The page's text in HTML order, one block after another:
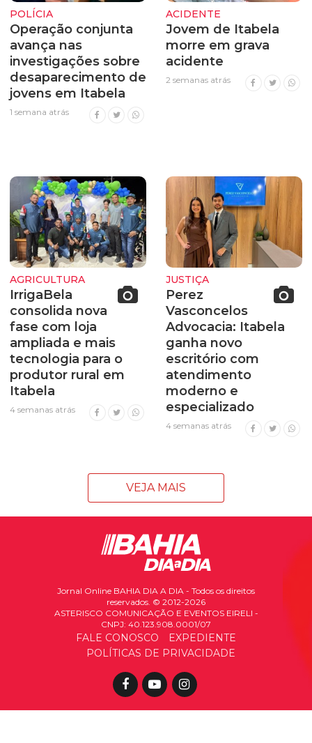
POLÍCIA
Operação conjunta
avança nas
investigações sobre
desaparecimento de
jovens em Itabela
1 semana atrás
ACIDENTE
Jovem de Itabela
morre em grava
acidente
2 semanas atrás
AGRICULTURA
IrrigaBela
consolida nova
fase com loja
ampliada e mais
tecnologia para o
produtor rural em
Itabela
4 semanas atrás
JUSTIÇA
Perez
Vasconcelos
Advocacia: Itabela
ganha novo
escritório com
atendimento
moderno e
especializado
4 semanas atrás
VEJA MAIS
Jornal Online BAHIA DIA A DIA - Todos os direitos
reservados. © 2012-2026
ASTERISCO COMUNICAÇÃO E EVENTOS EIRELI -
CNPJ: 40.123.908.0001/07
FALE CONOSCO
EXPEDIENTE
POLÍTICAS DE PRIVACIDADE